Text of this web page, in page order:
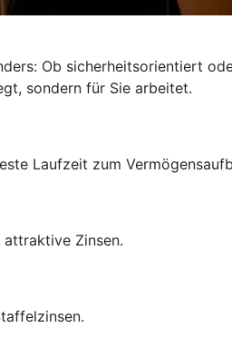
Ob sicherheitsorientiert
sondern für Sie arbeitet.
Laufzeit zum
Zinsen.